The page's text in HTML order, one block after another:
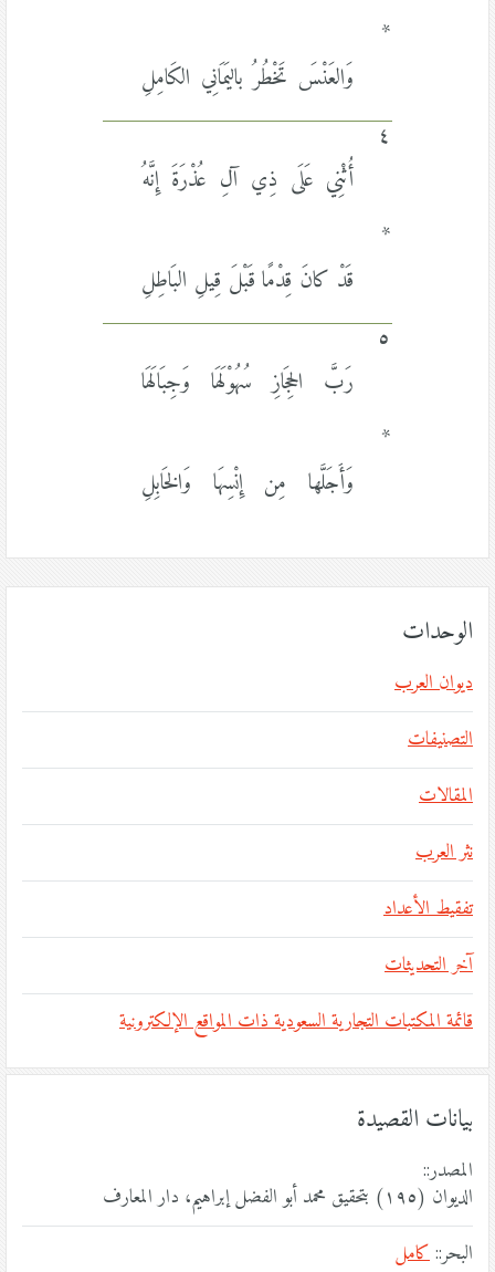
*
وَالعَنْسَ تَخْطُرُ باليَمَانِي الكَامِلِ
٤
أُثْنِي عَلَى ذِي آلِ عُذْرَةَ إِنَّهُ
*
قَدْ كانَ قِدْمًا قَبْلَ قِيلِ البَاطِلِ
٥
رَبَّ الحِجَازِ سُهُوْلَهَا وَجِبَالَهَا
*
وَأَجَلَّها مِن إِنْسِهَا وَالخَابِلِ
الوحدات
ديوان العرب
التصنيفات
المقالات
نثر العرب
تفقيط الأعداد
آخر التحديثات
قائمة المكتبات التجارية السعودية ذات المواقع الإلكترونية
بيانات القصيدة
المصدر::
الديوان (١٩٥) بتحقيق محمد أبو الفضل إبراهيم، دار المعارف
البحر::كامل